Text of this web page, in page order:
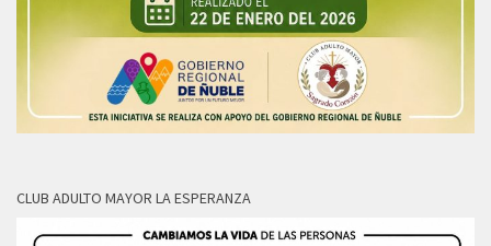
CLUB ADULTO MAYOR LA ESPERANZA